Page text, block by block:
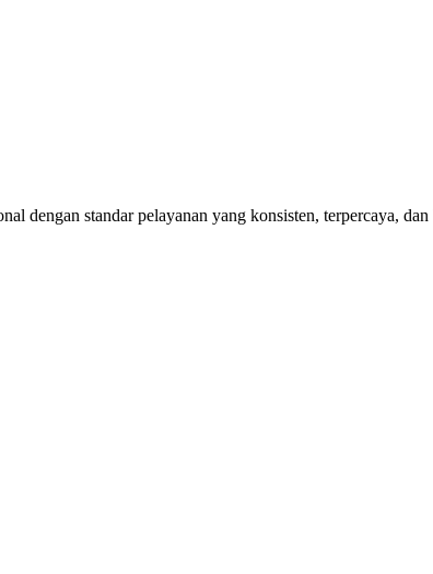
dengan standar pelayanan yang konsisten, terpercaya,